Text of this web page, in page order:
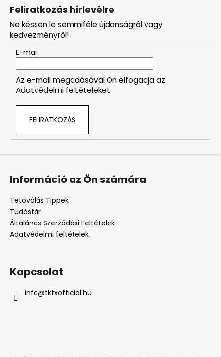
Feliratkozás hírlevélre
Ne késsen le semmiféle újdonságról vagy
kedvezményről!
E-mail
Az e-mail megadásával Ön elfogadja az
Adatvédelmi feltételeket
FELIRATKOZÁS
Információ az Ön számára
Tetoválás Tippek
Tudástár
Általános Szerződési Feltételek
Adatvédelmi feltételek
Kapcsolat
info@tktxofficial.hu